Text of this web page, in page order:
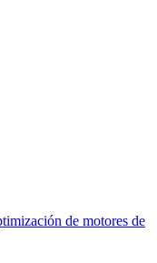
de motores de